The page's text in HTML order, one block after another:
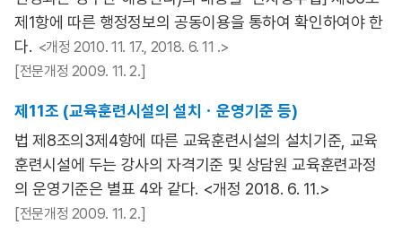
제1항에 따른 행정정보의 공동이용을 통하여 확인하여야 한
다. <개정 2010. 11. 17., 2018. 6. 11 .>
[전문개정 2009. 11. 2.]
제11조 (교육훈련시설의 설치ㆍ운영기준 등)
법 제8조의3제4항에 따른 교육훈련시설의 설치기준, 교육
훈련시설에 두는 강사의 자격기준 및 상담원 교육훈련과정
의 운영기준은 별표 4와 같다. <개정 2018. 6. 11.>
[전문개정 2009. 11. 2.]